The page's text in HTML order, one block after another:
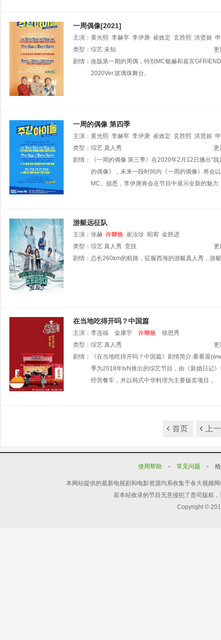
一周偶像[2021]
主演： 黄光熙 李赫宰 李伊庚 崔效定 玄胜熙 洪贤姬
类型： 综艺 未知
更
剧情： 改版第一期的周偶，特别MC银赫和嘉宾
2020Ver.玻璃珠舞台。
一周的偶像 第四季
主演： 黄光熙 李赫宰 李伊庚 崔效定 玄胜熙 洪贤姬
类型： 综艺 真人秀
更
剧情：
《一周的偶像 第三季》在2020年2月12日播出“
的偶像》，未来一段时间内《一周的偶像》将会
MC。据悉，李伊庚将会在节目中展示全新的魅力
游艇远征队
主演： 张赫 许卿焕 崔汝珍 昭宥 金胜进
类型： 综艺 真人秀 竞技
更
剧情： 总长260km的航路，征服西海的游艇真人秀，游
在当地吃得开吗？中国篇
主演： 李连福 金康宇 许卿焕
徐恩秀
类型： 综艺 真人秀
更
剧情：
《在当地吃得开吗？中国篇》剧情简介:看看屋
季为2018年tvN推出的综艺节目，由《新婚日记
经营餐车，并以韩式中华料理为主要贩卖项目，
首页 上
使用帮助 - 常见问题 -
本网站提供的最新电视剧和电影资源均系收集于各大视频
若本站收录的节目无意侵犯了贵司版权
Copyright ©